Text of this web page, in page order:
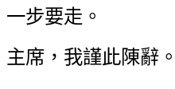
一步要走。
主席，我謹此陳辭。